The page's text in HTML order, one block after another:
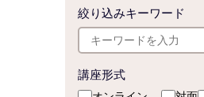
絞り込みキーワード
講座形式